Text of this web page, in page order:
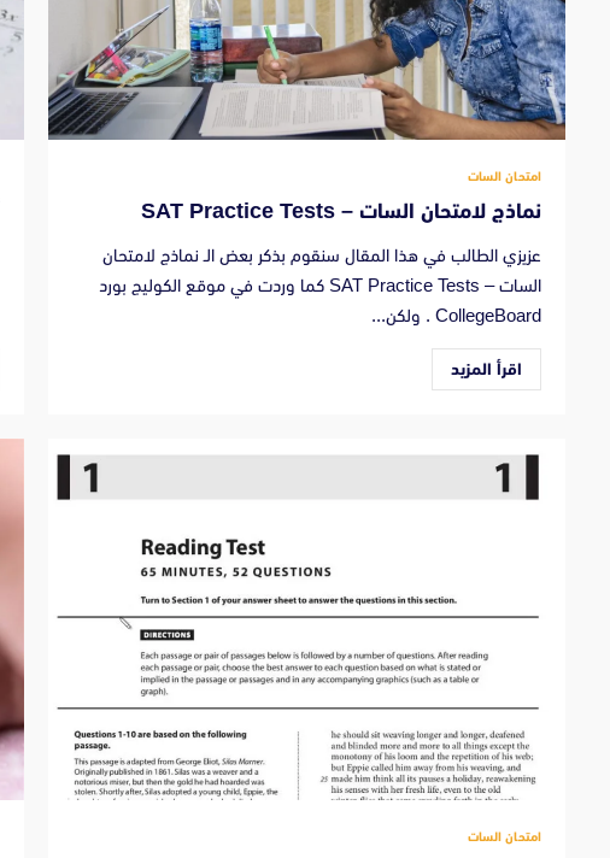
امتحان السات
نماذج لامتحان السات – SAT Practice Tests
عزيزي الطالب في هذا المقال سنقوم بذكر بعض الـ نماذج لامتحان
السات – SAT Practice Tests كما وردت في موقع الكوليج بورد
CollegeBoard . ولكن...
اقرأ المزيد
امتحان السات